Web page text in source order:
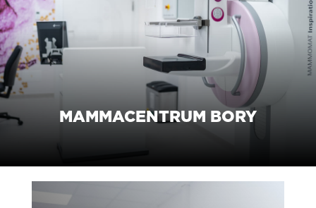
MAMMACENTRUM BORY